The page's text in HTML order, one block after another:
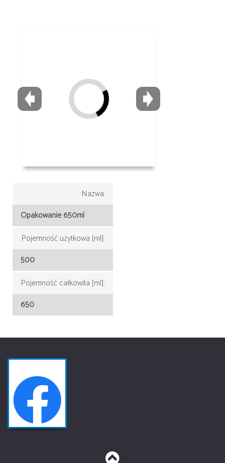
Nazwa:
Opakowanie 650ml
Pojemność użytkowa [ml]:
500
Pojemność całkowita [ml]:
650